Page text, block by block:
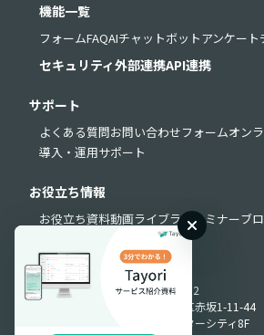
機能一覧
フォームFAQAIチャットボットアンケート
セキュリティ外部連携API連携
サポート
よくある質問お問い合わせフォームオン
導入・運用サポート
お役立ち情報
お役立ち資料動画ライブラリセミナーブ
Produced by
〒107-0052
東京都港区赤坂1-11-44
赤坂インターシティ8F